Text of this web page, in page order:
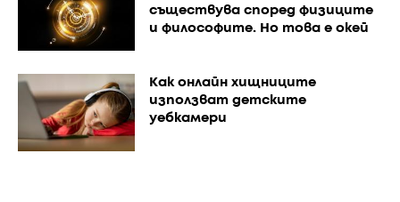
съществува според физиците
и философите. Но това е окей
Как онлайн хищниците
използват детските
уебкамери